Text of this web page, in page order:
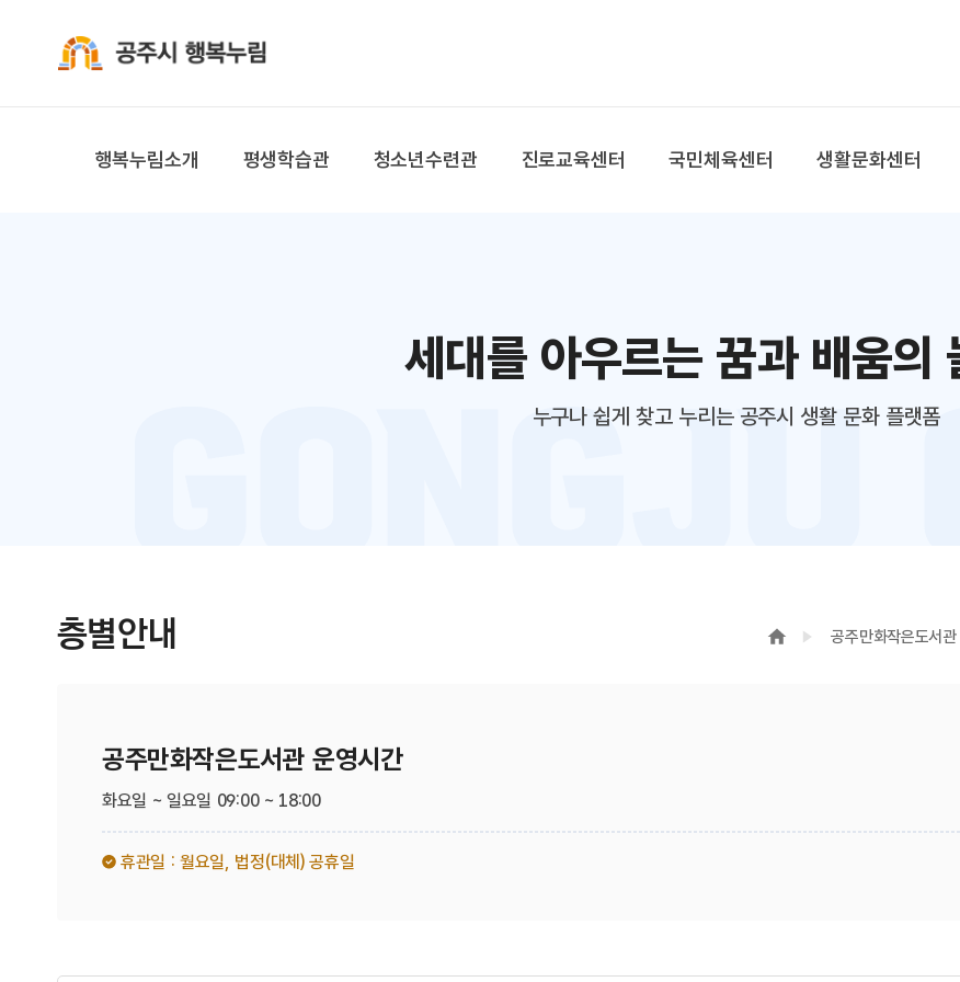
행복누림소개 평생학습관 청소년수련관 진로교육센터 국민체육센터 생활문화센터
세대를 아우르는 꿈과 배움의
누구나 쉽게 찾고 누리는 공주시 생활 문화 플랫폼
층별안내 공주만화작은도서관
공주만화작은도서관 운영시간
화요일 ~ 일요일 09:00 ~ 18:00
휴관일 : 월요일, 법정(대체) 공휴일